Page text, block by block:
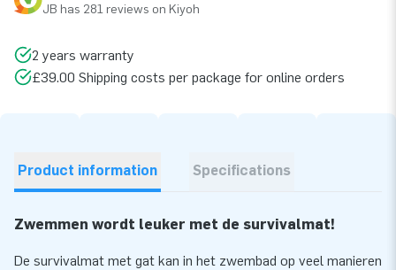
JB has 281 reviews on Kiyoh
2 years warranty
£39.00 Shipping costs per package for online orders
Product information Specifications
Zwemmen wordt leuker met de survivalmat!
De survivalmat met gat kan in het zwembad op veel manieren